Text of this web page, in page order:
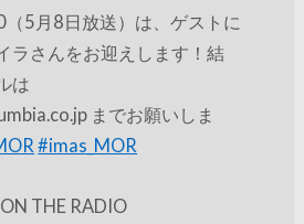
5月8日放送）は、ゲストに
ラさんをお迎えします！結
は
までお願いしま
#imas_MOR
THE RADIO